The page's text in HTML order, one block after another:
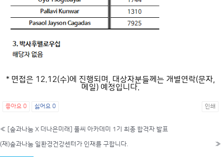
* 면접은 12.12(수)에 진행되며, 대상자분들께는 개별연락(문자,
메일) 예정입니다.
좋아요 0 싫어요 0 인쇄
« [숲과나눔 X 더나은미래] 풀씨 아카데미 1기 최종 합격자 발표
(재)숲과나눔 일환경건강센터가 인재를 구합니다. »